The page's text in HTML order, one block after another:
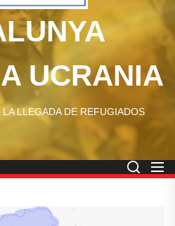
UCRANIA
LLEGADA DE REFUGIADOS